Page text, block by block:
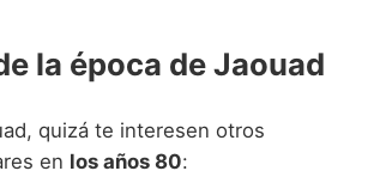
la época de Jaouad
quizá te interesen otros
en los años 80: